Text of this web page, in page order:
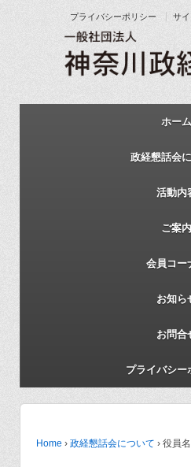
プライバシーポリシー サ
ホーム
政経懇話会
活動内
ご案内
会員コー
お知ら
お問合
プライバシー
Home › 政経懇話会について › 役員